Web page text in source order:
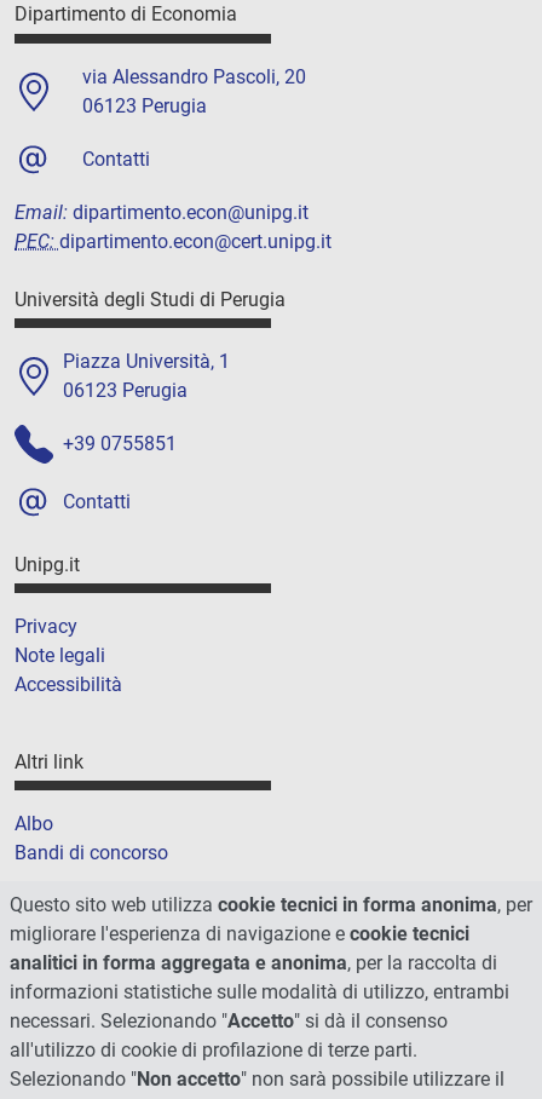
Dipartimento di Economia
via Alessandro Pascoli, 20
06123 Perugia
Contatti
Email: dipartimento.econ@unipg.it
PEC: dipartimento.econ@cert.unipg.it
Università degli Studi di Perugia
Piazza Università, 1
06123 Perugia
+39 0755851
Contatti
Unipg.it
Privacy
Note legali
Accessibilità
Altri link
Albo
Bandi di concorso
Amministrazione trasparente
Cookie
Mappa del sito
Questo sito web utilizza cookie tecnici in forma anonima, per
migliorare l'esperienza di navigazione e cookie tecnici
analitici in forma aggregata e anonima, per la raccolta di
informazioni statistiche sulle modalità di utilizzo, entrambi
necessari. Selezionando "Accetto" si dà il consenso
all'utilizzo di cookie di profilazione di terze parti.
Selezionando "Non accetto" non sarà possibile utilizzare il